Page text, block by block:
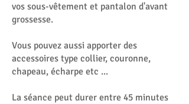
vos sous-vêtement et pantalon d'avant
grossesse.
Vous pouvez aussi apporter des
accessoires type collier, couronne,
chapeau, écharpe etc ...
La séance peut durer entre 45 minutes